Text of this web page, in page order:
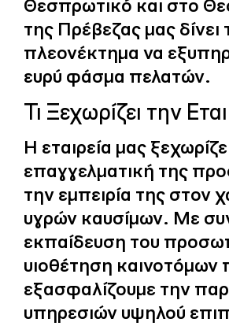
Θεσπρωτικό και στο
της Πρέβεζας μας δίνει
πλεονέκτημα να
ευρύ φάσμα πελατών.
Τι Ξεχωρίζει την
Η εταιρεία μας
επαγγελματική της
την εμπειρία της στον
υγρών καυσίμων. Με
εκπαίδευση του
υιοθέτηση καινοτόμων
εξασφαλίζουμε την
υπηρεσιών υψηλού